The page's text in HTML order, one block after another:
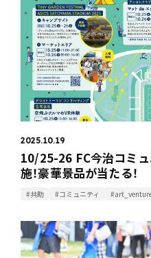
2025.10.19
10/25-26 FC今治コミ
施！豪華景品が当たる！
#共助 #コミュニティ